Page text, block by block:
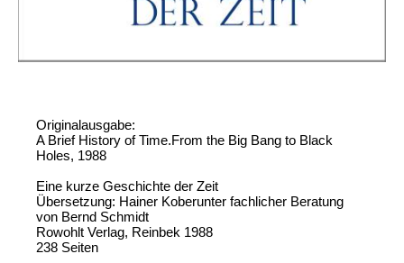
Originalausgabe:
A Brief History of Time.From the Big Bang to Black
Holes, 1988
Eine kurze Geschichte der Zeit
Übersetzung: Hainer Koberunter fachlicher Beratung
von Bernd Schmidt
Rowohlt Verlag, Reinbek 1988
238 Seiten